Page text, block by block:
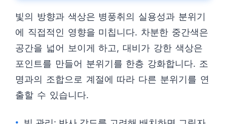
빛의 방향과 색상은 병풍취의 실용성과 분위기
에 직접적인 영향을 미칩니다. 차분한 중간색은
공간을 넓어 보이게 하고, 대비가 강한 색상은
포인트를 만들어 분위기를 한층 강화합니다. 조
명과의 조합으로 계절에 따라 다른 분위기를 연
출할 수 있습니다.